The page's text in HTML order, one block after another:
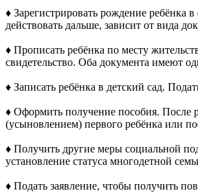
♦️ Зарегистрировать рождение
действовать дальше, зависит от вида
♦️ Прописать ребёнка по месту
свидетельство. Оба документа имеют
♦️ Записать ребёнка в детский сад.
♦️ Оформить получение пособия. После
(усыновлением) первого ребёнка или
♦️ Получить другие меры социальной
установление статуса многодетной
♦️ Подать заявление, чтобы получить